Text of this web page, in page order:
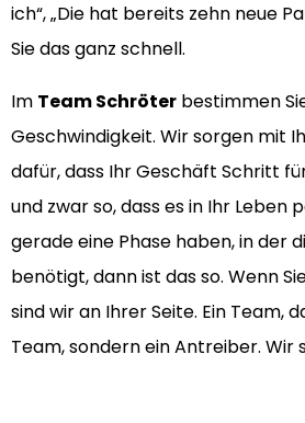
ich“, „Die hat bereits zehn neue
Sie das ganz schnell.
Im Team Schröter bestimmen
Geschwindigkeit. Wir sorgen mit
dafür, dass Ihr Geschäft Schritt
und zwar so, dass es in Ihr Leben
gerade eine Phase haben, in der
benötigt, dann ist das so. Wenn
sind wir an Ihrer Seite. Ein Team,
Team, sondern ein Antreiber. Wir